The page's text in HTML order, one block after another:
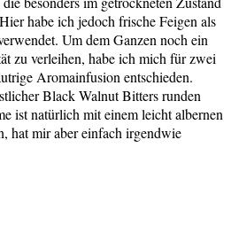
habe ich jedoch frische Feigen als
Um dem Ganzen noch ein
zu verleihen, habe ich mich für zwei
Aromainfusion entschieden.
Black Walnut Bitters runden
ist natürlich mit einem leicht albernen
hat mir aber einfach irgendwie